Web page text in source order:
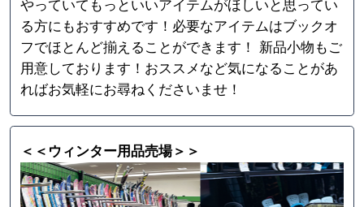
やっていてもっといいアイテムがほしいと思ってい
る方にもおすすめです！必要なアイテムはブックオ
フでほとんど揃えることができます！ 新品小物もご
用意しております！おススメなど気になることがあ
ればお気軽にお尋ねくださいませ！
＜＜ウィンター用品売場＞＞